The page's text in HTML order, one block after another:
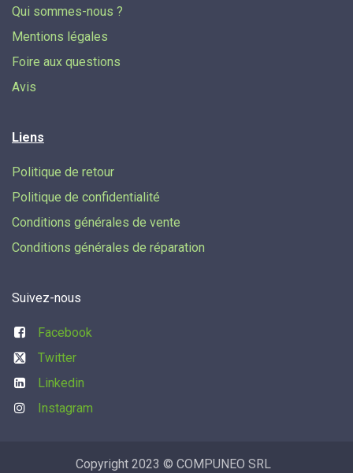
Qui sommes-nous ?
Mentions légales
Foire aux questions
Avis
Liens
Politique de retour
Politique de confidentialité
Conditions générales de vente
Conditions générales de réparation
Suivez-nous
Facebook
Twitter
Linkedin
Instagram
Copyright 2023 © COMPUNEO SRL